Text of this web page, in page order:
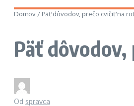
Domov / Päť dôvodov, prečo cvičiť na
Päť
Od spravca